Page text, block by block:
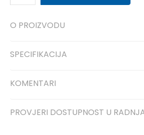
O PROIZVODU
SPECIFIKACIJA
KOMENTARI
PROVJERI DOSTUPNOST U